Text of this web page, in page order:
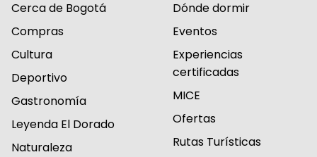
Cerca de Bogotá
Compras
Cultura
Deportivo
Gastronomía
Leyenda El Dorado
Naturaleza
Dónde dormir
Eventos
Experiencias
certificadas
MICE
Ofertas
Rutas Turísticas